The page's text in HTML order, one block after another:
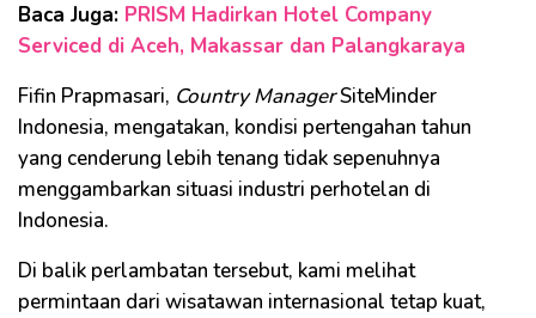
Baca Juga: PRISM Hadirkan Hotel Company
Serviced di Aceh, Makassar dan Palangkaraya
Fifin Prapmasari, Country ManagerSiteMinder
Indonesia, mengatakan, kondisi pertengahan tahun
yang cenderung lebih tenang tidak sepenuhnya
menggambarkan situasi industri perhotelan di
Indonesia.
Di balik perlambatan tersebut, kami melihat
permintaan dari wisatawan internasional tetap kuat,